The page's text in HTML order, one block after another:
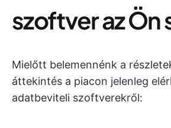
szoftver az Ön
Mielőtt belemennénk a
áttekintés a piacon jelenleg
adatbeviteli szoftverekről: